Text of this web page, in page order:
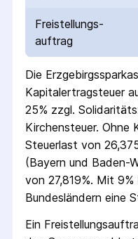
Freistellungs­
auftrag
Die
Kapital­ertrag­steuer
25% zzgl.
Kirchensteuer. Ohne
Steuerlast von
(Bayern und Baden-
von 27,819%. Mit
Bundesländern eine
Ein